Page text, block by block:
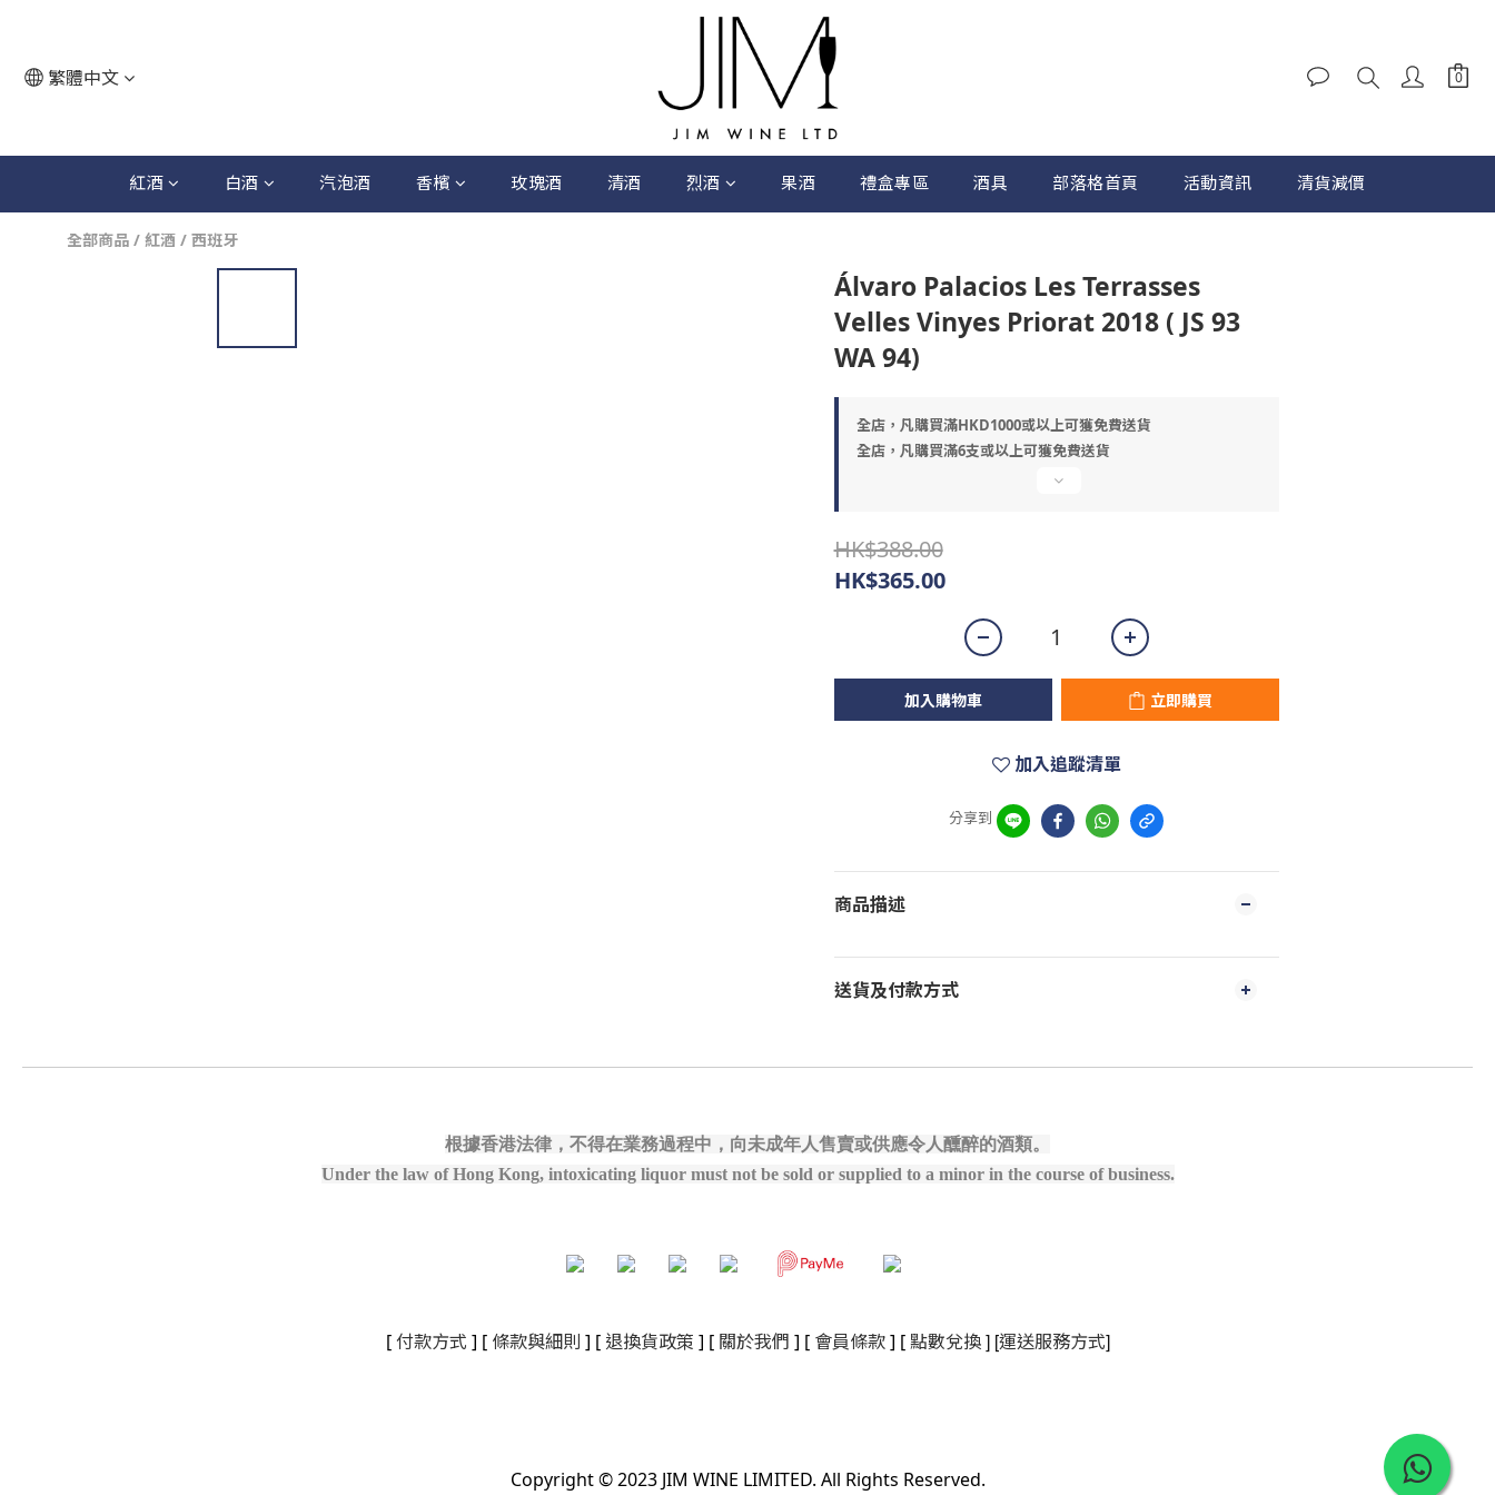
繁體中文
紅酒 白酒 汽泡酒 香檳 玫瑰酒 清酒 烈酒 果酒 禮盒專區 酒具 部落格首頁 活動資訊 清貨減價
全部商品 / 紅酒 / 西班牙
Álvaro Palacios Les Terrasses
Velles Vinyes Priorat 2018 ( JS 93
WA 94)
全店，凡購買滿HKD1000或以上可獲免費送貨
全店，凡購買滿6支或以上可獲免費送貨
HK$388.00
HK$365.00
加入購物車 立即購買
加入追蹤清單
分享到
商品描述
送貨及付款方式
根據香港法律，不得在業務過程中，向未成年人售賣或供應令人醺醉的酒類。
Under the law of Hong Kong, intoxicating liquor must not be sold or supplied to a minor in the course of business.
[ 付款方式 ] [ 條款與細則 ] [ 退換貨政策 ] [ 關於我們 ] [ 會員條款 ] [點數兌換] [運送服務方式]
Copyright © 2023 JIM WINE LIMITED. All Rights Reserved.